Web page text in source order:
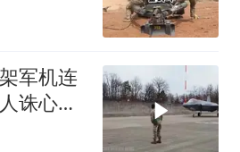
军机连
诛心，